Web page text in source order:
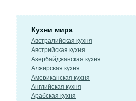
Кухни мира
Австралийская кухня
Австрийская кухня
Азербайджанская кухня
Алжирская кухня
Американская кухня
Английская кухня
Арабская кухня